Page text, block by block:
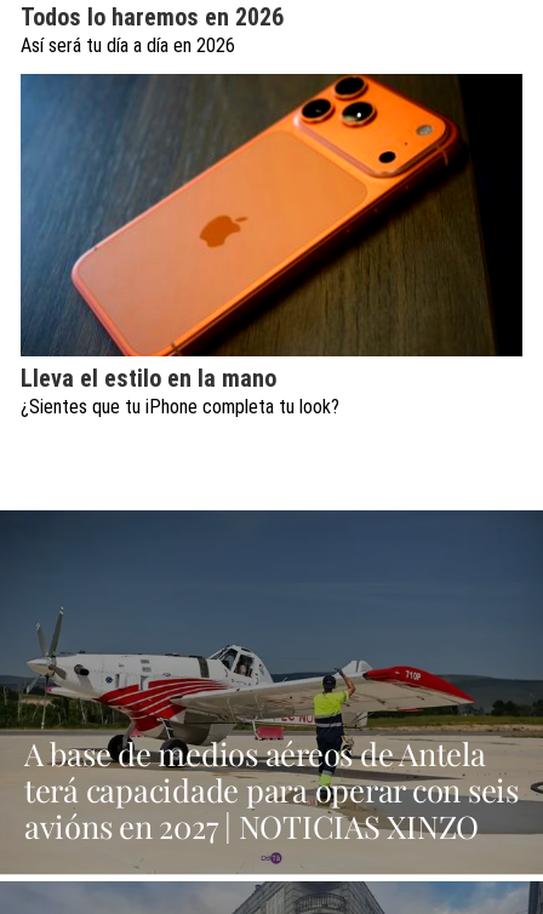
Todos lo haremos en 2026
Así será tu día a día en 2026
Lleva el estilo en la mano
¿Sientes que tu iPhone completa tu look?
A base de medios aéreos de Antela
terá capacidade para operar con seis
avións en 2027 | NOTICIAS XINZO